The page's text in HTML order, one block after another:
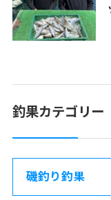
釣果カテゴリー
磯釣り釣果